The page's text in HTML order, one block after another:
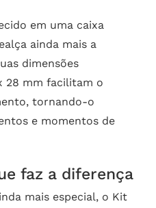
em uma caixa
ainda mais a
dimensões
28 mm facilitam o
tornando-o
e momentos de
faz a diferença
mais especial, o Kit